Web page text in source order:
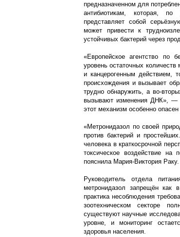
предназначенном для
антибиотикам, которая, по
представляет собой
может привести к
устойчивых бактерий через
«Европейское агентство по
уровень остаточных количеств
и канцерогенным действием,
происхождения и вызывает
трудно обнаружить, а во-
вызывают изменения ДНК», —
этот механизм особенно
«Метронидазол по своей
против бактерий и
человека в краткосрочной
токсическое воздействие
пояснила Мария-Виктория Раку.
Руководитель отдела
метронидазол запрещён
практика несоблюдения
зоотехническом секторе
существуют научные
уровне, и мониторинг
здоровья населения.